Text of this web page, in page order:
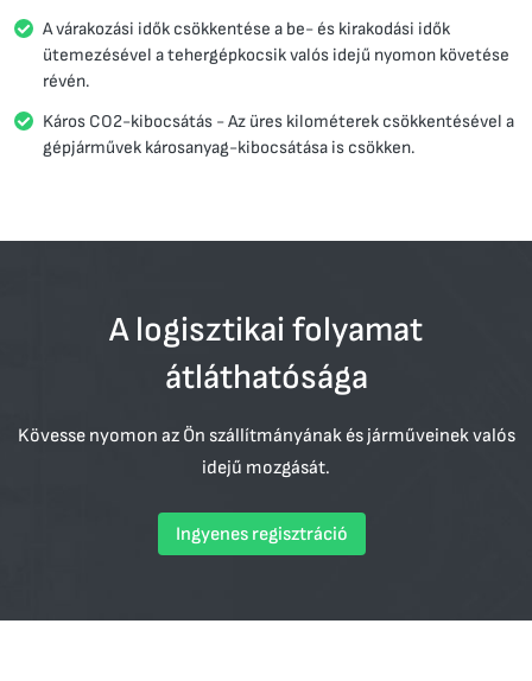
A várakozási idők csökkentése a be- és kirakodási idők
ütemezésével a tehergépkocsik valós idejű nyomon követése
révén.
Káros CO2-kibocsátás - Az üres kilométerek csökkentésével a
gépjárművek károsanyag-kibocsátása is csökken.
A logisztikai folyamat
átláthatósága
Kövesse nyomon az Ön szállítmányának és járműveinek valós
idejű mozgását.
Ingyenes regisztráció
"